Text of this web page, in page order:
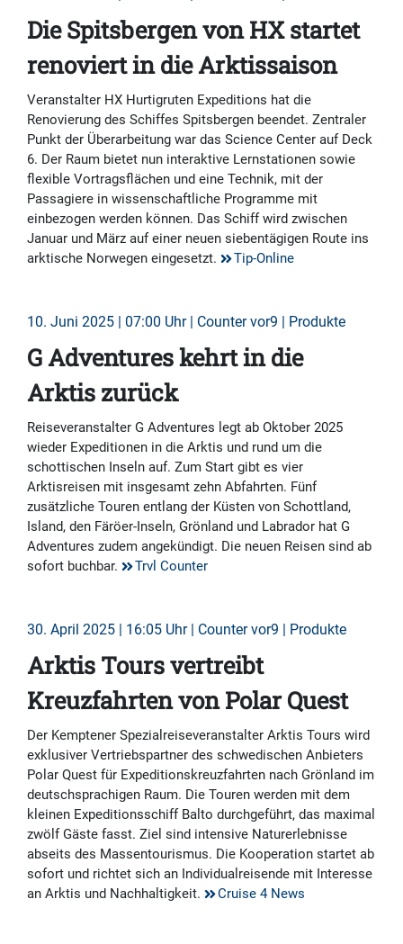
Die Spitsbergen von HX startet
renoviert in die Arktissaison
Veranstalter HX Hurtigruten Expeditions hat die
Renovierung des Schiffes Spitsbergen beendet. Zentraler
Punkt der Überarbeitung war das Science Center auf Deck
6. Der Raum bietet nun interaktive Lernstationen sowie
flexible Vortragsflächen und eine Technik, mit der
Passagiere in wissenschaftliche Programme mit
einbezogen werden können. Das Schiff wird zwischen
Januar und März auf einer neuen siebentägigen Route ins
arktische Norwegen eingesetzt.
Tip-Online
10. Juni 2025 | 07:00 Uhr | Counter vor9 | Produkte
G Adventures kehrt in die
Arktis zurück
Reiseveranstalter G Adventures legt ab Oktober 2025
wieder Expeditionen in die Arktis und rund um die
schottischen Inseln auf. Zum Start gibt es vier
Arktisreisen mit insgesamt zehn Abfahrten. Fünf
zusätzliche Touren entlang der Küsten von Schottland,
Island, den Färöer-Inseln, Grönland und Labrador hat G
Adventures zudem angekündigt. Die neuen Reisen sind ab
sofort buchbar.
Trvl Counter
30. April 2025 | 16:05 Uhr | Counter vor9 | Produkte
Arktis Tours vertreibt
Kreuzfahrten von Polar Quest
Der Kemptener Spezialreiseveranstalter Arktis Tours wird
exklusiver Vertriebspartner des schwedischen Anbieters
Polar Quest für Expeditionskreuzfahrten nach Grönland im
deutschsprachigen Raum. Die Touren werden mit dem
kleinen Expeditionsschiff Balto durchgeführt, das maximal
zwölf Gäste fasst. Ziel sind intensive Naturerlebnisse
abseits des Massentourismus. Die Kooperation startet ab
sofort und richtet sich an Individualreisende mit Interesse
an Arktis und Nachhaltigkeit.
Cruise 4 News